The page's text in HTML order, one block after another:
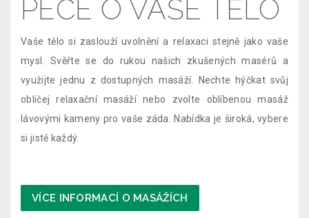
PÉČE O VAŠE TĚLO
Vaše tělo si zaslouží uvolnění a relaxaci stejně jako vaše
mysl. Svěřte se do rukou našich zkušených masérů a
využijte jednu z dostupných masáží. Nechte hýčkat svůj
obličej relaxační masáží nebo zvolte oblíbenou masáž
lávovými kameny pro vaše záda. Nabídka je široká, vybere
si jistě každý.
VÍCE INFORMACÍ O MASÁŽÍCH